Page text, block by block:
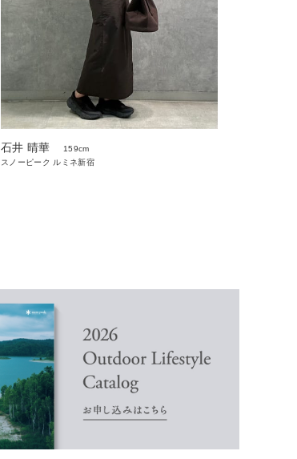
石井 晴華
159cm
スノーピーク ルミネ新宿